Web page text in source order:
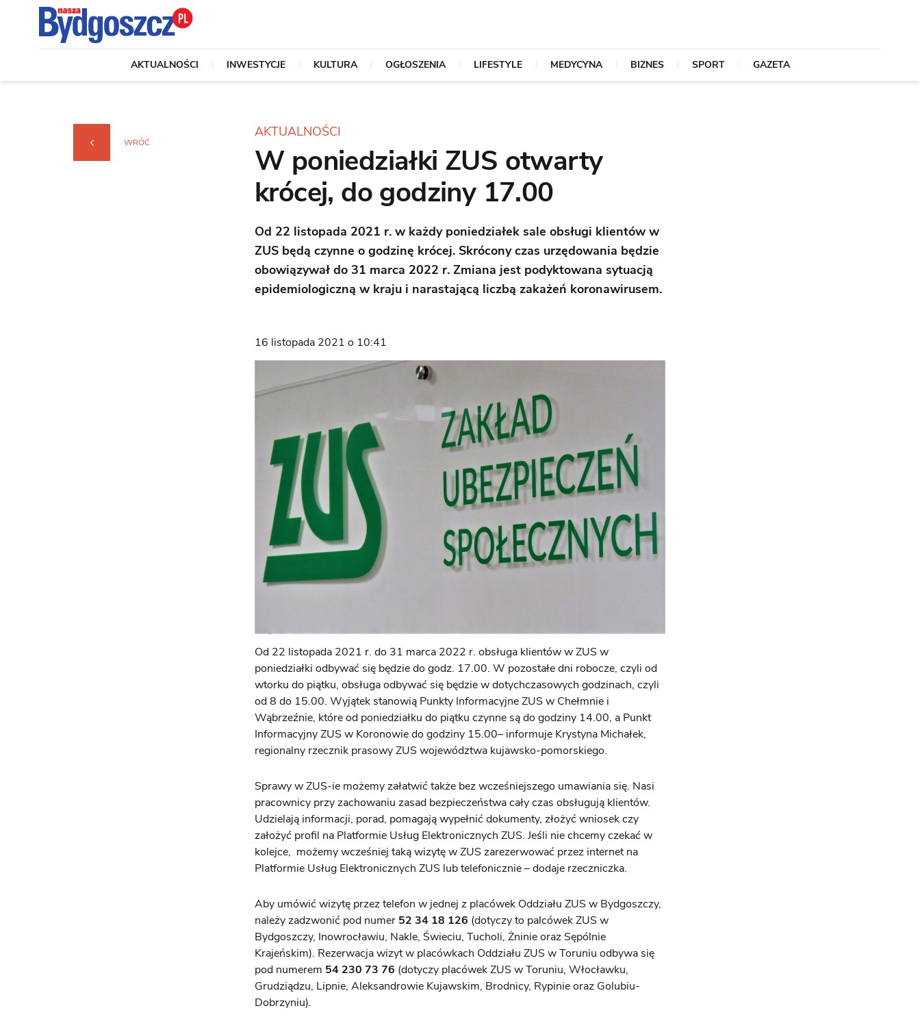
AKTUALNOŚCI INWESTYCJE KULTURA OGŁOSZENIA LIFESTYLE MEDYCYNA BIZNES SPORT GAZETA
WRÓĆ
AKTUALNOŚCI
W poniedziałki ZUS otwarty
krócej, do godziny 17.00
Od 22 listopada 2021 r. w każdy poniedziałek sale obsługi klientów w
ZUS będą czynne o godzinę krócej. Skrócony czas urzędowania będzie
obowiązywał do 31 marca 2022 r. Zmiana jest podyktowana sytuacją
epidemiologiczną w kraju i narastającą liczbą zakażeń koronawirusem.
16 listopada 2021 o 10:41
Od 22 listopada 2021 r. do 31 marca 2022 r. obsługa klientów w ZUS w
poniedziałki odbywać się będzie do godz. 17.00. W pozostałe dni robocze, czyli od
wtorku do piątku, obsługa odbywać się będzie w dotychczasowych godzinach, czyli
od 8 do 15.00. Wyjątek stanowią Punkty Informacyjne ZUS w Chełmnie i
Wąbrzeźnie, które od poniedziałku do piątku czynne są do godziny 14.00, a Punkt
Informacyjny ZUS w Koronowie do godziny 15.00– informuje Krystyna Michałek,
regionalny rzecznik prasowy ZUS województwa kujawsko-pomorskiego.
Sprawy w ZUS-ie możemy załatwić także bez wcześniejszego umawiania się. Nasi
pracownicy przy zachowaniu zasad bezpieczeństwa cały czas obsługują klientów.
Udzielają informacji, porad, pomagają wypełnić dokumenty, złożyć wniosek czy
założyć profil na Platformie Usług Elektronicznych ZUS. Jeśli nie chcemy czekać w
kolejce, możemy wcześniej taką wizytę w ZUS zarezerwować przez internet na
Platformie Usług Elektronicznych ZUS lub telefonicznie – dodaje rzeczniczka.
Aby umówić wizytę przez telefon w jednej z placówek Oddziału ZUS w Bydgoszczy,
należy zadzwonić pod numer 52 34 18 126 (dotyczy to palcówek ZUS w
Bydgoszczy, Inowrocławiu, Nakle, Świeciu, Tucholi, Żninie oraz Sępólnie
Krajeńskim). Rezerwacja wizyt w placówkach Oddziału ZUS w Toruniu odbywa się
pod numerem 54 230 73 76 (dotyczy placówek ZUS w Toruniu, Włocławku,
Grudziądzu, Lipnie, Aleksandrowie Kujawskim, Brodnicy, Rypinie oraz Golubiu-
Dobrzyniu).